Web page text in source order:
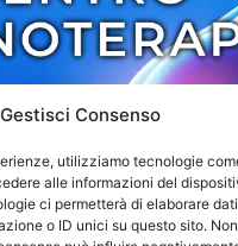
Gestisci Consenso
utilizziamo tecnologie
alle informazioni del
ci permetterà di elaborare
o ID unici su questo sito. Non